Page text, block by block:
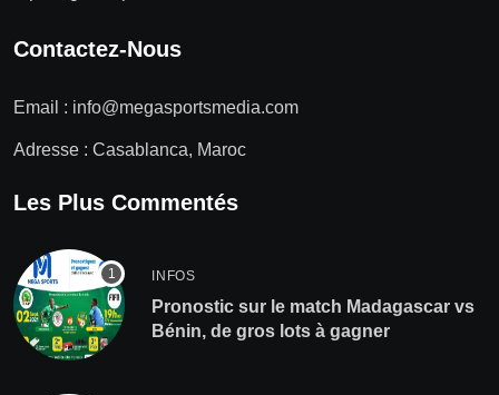
Contactez-Nous
Email : info@megasportsmedia.com
Adresse : Casablanca, Maroc
Les Plus Commentés
INFOS
Pronostic sur le match Madagascar vs
Bénin, de gros lots à gagner